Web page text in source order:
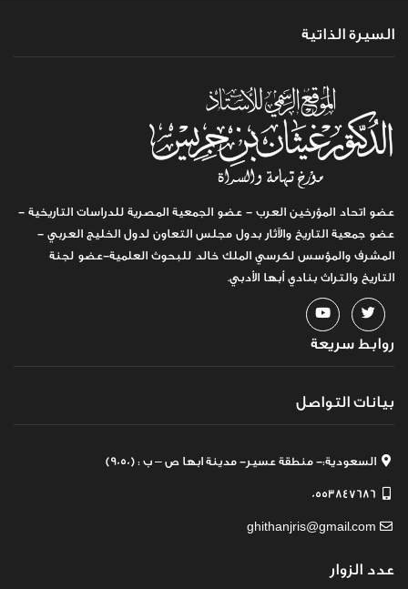
السيرة الذاتية
عضو اتحاد المؤرخين العرب - عضو الجمعية المصرية للدراسات التاريخية -
عضو جمعية التاريخ والآثار بدول مجلس التعاون لدول الخليج العربي -
المشرف والمؤسس لكرسي الملك خالد للبحوث العلمية-عضو لجنة
التاريخ والتراث بنادي أبها الأدبي.
روابط سريعة
بيانات التواصل
السعودية:- منطقة عسير- مدينة ابها ص – ب : (9050)
0553847686
ghithanjris@gmail.com
عدد الزوار